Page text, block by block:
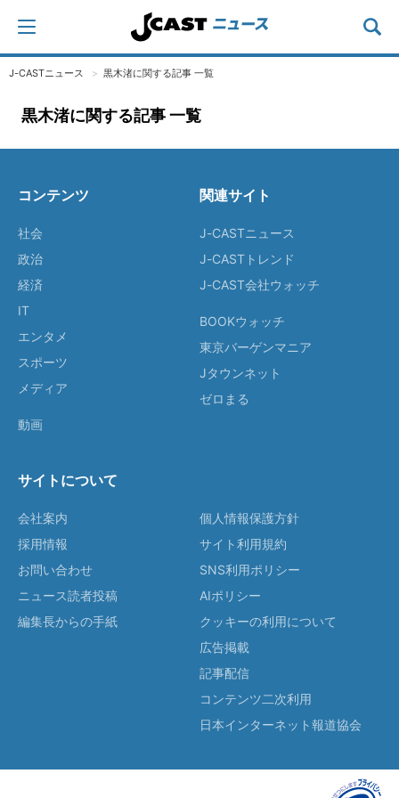
J-CASTニュース 黒木渚に関する記事 一覧
黒木渚に関する記事 一覧
コンテンツ
社会
政治
経済
IT
エンタメ
スポーツ
メディア
動画
関連サイト
J-CASTニュース
J-CASTトレンド
J-CAST会社ウォッチ
BOOKウォッチ
東京バーゲンマニア
Jタウンネット
ゼロまる
サイトについて
会社案内
採用情報
お問い合わせ
ニュース読者投稿
編集長からの手紙
個人情報保護方針
サイト利用規約
SNS利用ポリシー
AIポリシー
クッキーの利用について
広告掲載
記事配信
コンテンツ二次利用
日本インターネット報道協会